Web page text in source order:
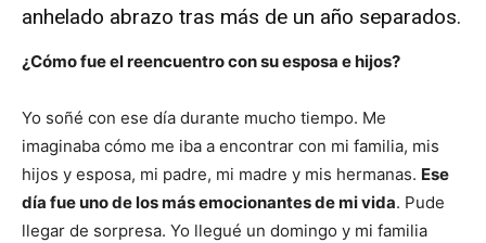
anhelado abrazo tras más de un año separados.
¿Cómo fue el reencuentro con su esposa e hijos?
Yo soñé con ese día durante mucho tiempo. Me
imaginaba cómo me iba a encontrar con mi familia, mis
hijos y esposa, mi padre, mi madre y mis hermanas. Ese
día fue uno de los más emocionantes de mi vida. Pude
llegar de sorpresa. Yo llegué un domingo y mi familia